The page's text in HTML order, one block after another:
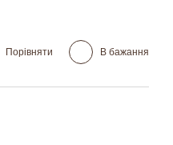
Порівняти В бажання